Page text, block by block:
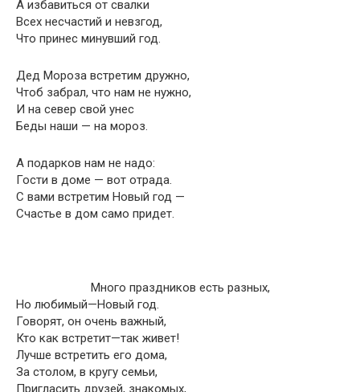
А избавиться от свалки
Всех несчастий и невзгод,
Что принес минувший год.
Дед Мороза встретим дружно,
Чтоб забрал, что нам не нужно,
И на север свой унес
Беды наши — на мороз.
А подарков нам не надо:
Гости в доме — вот отрада.
С вами встретим Новый год —
Счастье в дом само придет.
Много праздников есть разных,
Но любимый—Новый год.
Говорят, он очень важный,
Кто как встретит—так живет!
Лучше встретить его дома,
За столом, в кругу семьи,
Пригласить друзей, знакомых,